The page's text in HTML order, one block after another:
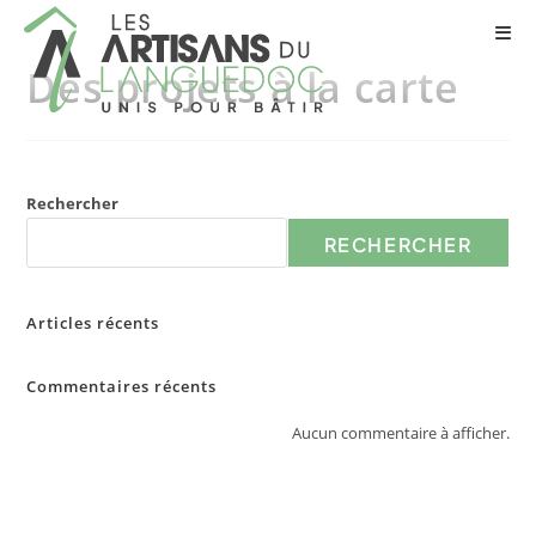
Des projets à la carte
Rechercher
RECHERCHER
Articles récents
Commentaires récents
Aucun commentaire à afficher.